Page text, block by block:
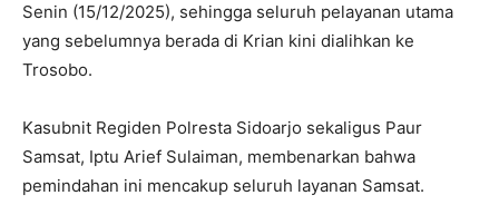
Senin (15/12/2025), sehingga seluruh pelayanan utama
yang sebelumnya berada di Krian kini dialihkan ke
Trosobo.
Kasubnit Regiden Polresta Sidoarjo sekaligus Paur
Samsat, Iptu Arief Sulaiman, membenarkan bahwa
pemindahan ini mencakup seluruh layanan Samsat.